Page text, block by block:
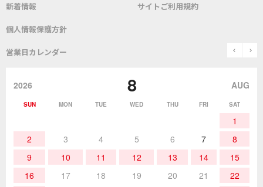
表面実装/SMT関連
作業環境／材料
SDS(MSDS)製品
取扱説明書
該非説明発行の申込み
グットのあゆみ
新着情報 サイトご利用規約
個人情報保護方針
営業日カレンダー prev
2026 8 AUG
SUN MON TUE WED THU FRI SAT
1
2
3 4 5 6 7
8
9
10 11 12 13 14
15
16
17 18 19 20 21
22